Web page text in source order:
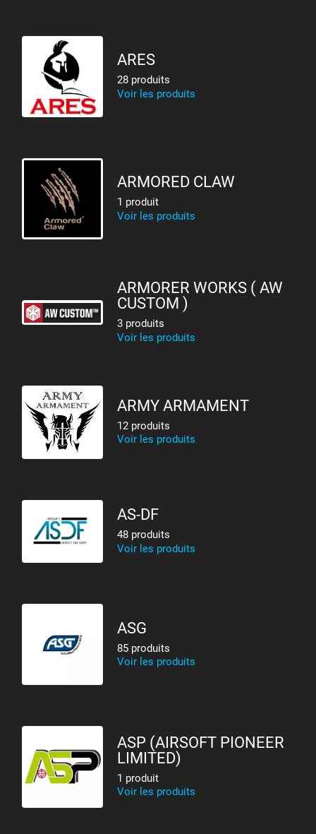
ARES
28 produits
Voir les produits
ARMORED CLAW
1 produit
Voir les produits
ARMORER WORKS ( AW
CUSTOM )
3 produits
Voir les produits
ARMY ARMAMENT
12 produits
Voir les produits
AS-DF
48 produits
Voir les produits
ASG
85 produits
Voir les produits
ASP (AIRSOFT PIONEER
LIMITED)
1 produit
Voir les produits